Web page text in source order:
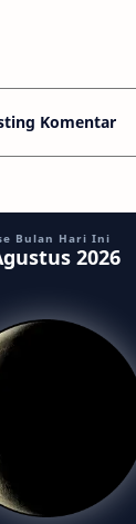
supernova t…
Komentar
Bulan Hari Ini
2026